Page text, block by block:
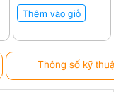
Thêm vào giỏ
Thông số kỹ thuật